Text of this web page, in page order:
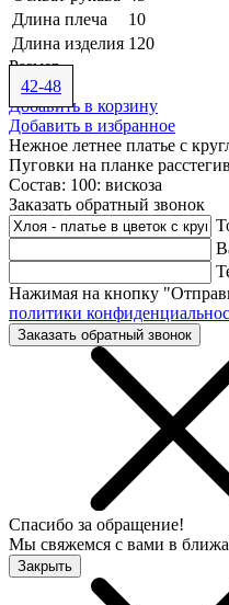
Длина плеча
10
Длина изделия 120
Размер
42-48
Добавить в корзину
Добавить в избранное
Нежное летнее платье с
Пуговки на планке
Состав: 100: вискоза
Заказать обратный звонок
Нажимая на кнопку
политики
Заказать обратный звонок
Спасибо за обращение!
Мы свяжемся с вами в
Закрыть